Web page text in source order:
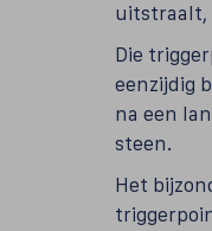
uitstraalt,
Die
eenzijdig
na een
steen.
Het